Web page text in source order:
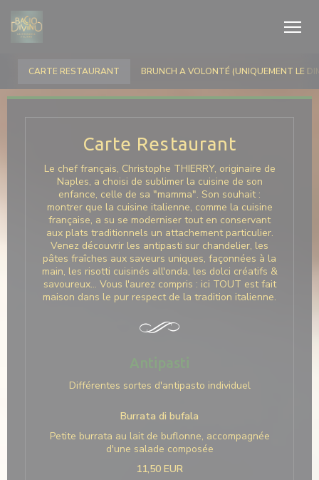
クッキー利用の管理について
Carte Restaurant
Le chef français, Christophe THIERRY, originaire de
Naples, a choisi de sublimer la cuisine de son
enfance, celle de sa "mamma". Son souhait :
montrer que la cuisine italienne, comme la cuisine
française, a su se moderniser tout en conservant
aux plats traditionnels un attachement particulier.
Venez découvrir les antipasti sur chandelier, les
pâtes fraîches aux saveurs uniques, façonnées à la
main, les risotti cuisinés all'onda, les dolci créatifs &
savoureux… Vous l'aurez compris : ici TOUT est fait
maison dans le pur respect de la tradition italienne.
Antipasti
Différentes sortes d'antipasto individuel
Burrata di bufala
Petite burrata au lait de buflonne, accompagnée
d'une salade composée
11,50 EUR
CARTE RESTAURANT BRUNCH A VOLONTÉ (UNIQUEMENT LE